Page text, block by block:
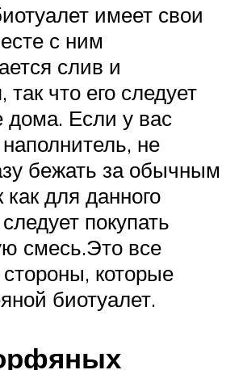
имеет свои
с ним
слив и
так что его следует
дома. Если у вас
не
бежать за обычным
для данного
покупать
смесь.Это все
которые
биотуалет.